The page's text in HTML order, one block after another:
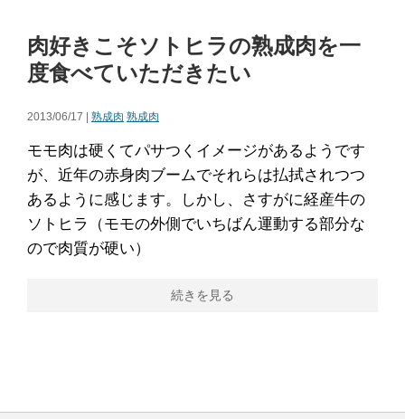
肉好きこそソトヒラの熟成肉を一
度食べていただきたい
2013/06/17 | 熟成肉 熟成肉
モモ肉は硬くてパサつくイメージがあるようです
が、近年の赤身肉ブームでそれらは払拭されつつ
あるように感じます。しかし、さすがに経産牛の
ソトヒラ（モモの外側でいちばん運動する部分な
ので肉質が硬い）
続きを見る